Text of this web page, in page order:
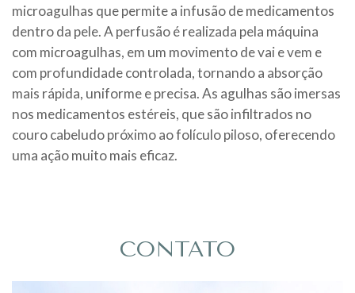
microagulhas que permite a infusão de medicamentos
dentro da pele. A perfusão é realizada pela máquina
com microagulhas, em um movimento de vai e vem e
com profundidade controlada, tornando a absorção
mais rápida, uniforme e precisa. As agulhas são imersas
nos medicamentos estéreis, que são infiltrados no
couro cabeludo próximo ao folículo piloso, oferecendo
uma ação muito mais eficaz.
CONTATO